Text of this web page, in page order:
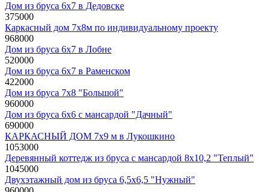
Дом из бруса 6x7 в Дедовске
375000
Каркасный дом 7х8м по индивидуальному проекту
968000
Дом из бруса 6x7 в Лобне
520000
Дом из бруса 6x7 в Раменском
422000
Дом из бруса 7х8 "Большой"
960000
Дом из бруса 6х6 с мансардой "Дачный"
690000
КАРКАСНЫЙ ДОМ 7х9 м в Лукошкино
1053000
Деревянный коттедж из бруса с мансардой 8х10,2 "Теплый"
1045000
Двухэтажный дом из бруса 6,5х6,5 "Нужный"